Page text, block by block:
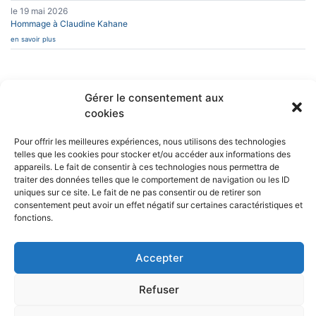
Gérer le consentement aux
cookies
Pour offrir les meilleures expériences, nous utilisons des technologies
telles que les cookies pour stocker et/ou accéder aux informations des
appareils. Le fait de consentir à ces technologies nous permettra de
traiter des données telles que le comportement de navigation ou les ID
uniques sur ce site. Le fait de ne pas consentir ou de retirer son
consentement peut avoir un effet négatif sur certaines caractéristiques et
fonctions.
Accepter
Refuser
le 19 mai 2026
Hommage à Claudine Kahane
en savoir plus
CAESUG
Caesug c/o CNRS
25 avenue des
Martyrs
BP 166
38042 Grenoble
Cedex 9
nous écrire
CONTACT
EN SAVOIR PLUS
L’ASSOCIATION
NEWSLETTERS
RÉSEAUX SOCIAUX